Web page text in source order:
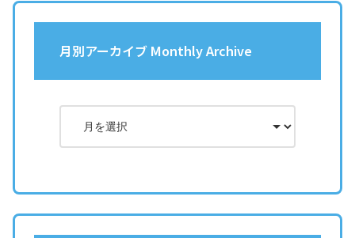
月別アーカイブ Monthly Archive